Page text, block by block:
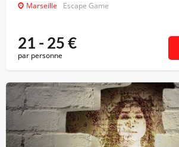
Marseille Escape Game
21 - 25€
par personne